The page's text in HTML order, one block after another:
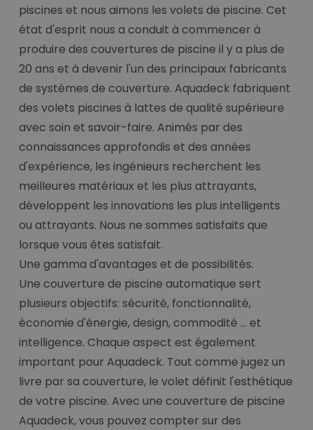
piscines et nous aimons les volets de piscine. Cet
état d'esprit nous a conduit à commencer à
produire des couvertures de piscine il y a plus de
20 ans et à devenir l'un des principaux fabricants
de systèmes de couverture. Aquadeck fabriquent
des volets piscines à lattes de qualité supérieure
avec soin et savoir-faire. Animés par des
connaissances approfondis et des années
d'expérience, les ingénieurs recherchent les
meilleures matériaux et les plus attrayants,
développent les innovations les plus intelligents
ou attrayants. Nous ne sommes satisfaits que
lorsque vous êtes satisfait.
Une gamma d'avantages et de possibilités.
Une couverture de piscine automatique sert
plusieurs objectifs: sécurité, fonctionnalité,
économie d'énergie, design, commodité ... et
intelligence. Chaque aspect est également
important pour Aquadeck. Tout comme jugez un
livre par sa couverture, le volet définit l'esthétique
de votre piscine. Avec une couverture de piscine
Aquadeck, vous pouvez compter sur des